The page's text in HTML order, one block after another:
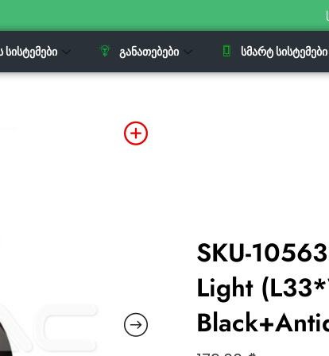
ᲡᲘᲡᲢᲔᲛᲔᲑᲘ ᲒᲐᲜᲐᲗᲔᲑᲔᲑᲘ ᲡᲛᲐᲠᲢ ᲡᲘᲡᲢᲔᲛᲔᲑᲘ
SKU-
Light